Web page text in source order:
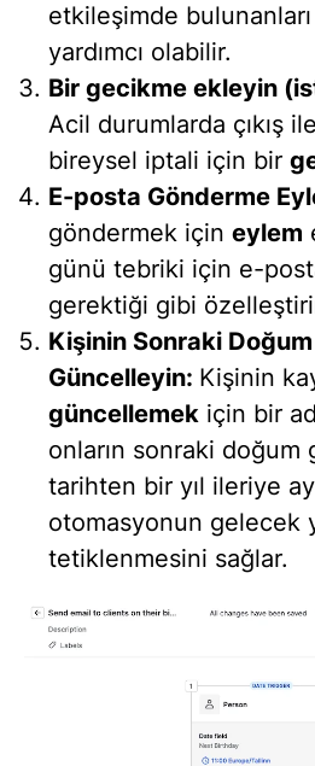
etkileşimde
yardımcı olabilir.
Bir gecikme ekleyin
Acil durumlarda çıkış
bireysel iptali için bir
E-posta Gönderme
göndermek için eylem
günü tebriki için e-
gerektiği gibi
Kişinin Sonraki
Güncelleyin: Kişinin
güncellemek için bir
onların sonraki
tarihten bir yıl ileriye
otomasyonun gelecek
tetiklenmesini sağlar.